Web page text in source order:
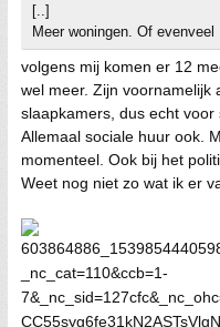
[..]
Meer woningen. Of evenveel
volgens mij komen er 12
wel meer. Zijn voornamelijk
slaapkamers, dus echt
Allemaal sociale huur ook.
momenteel. Ook bij het
Weet nog niet zo wat ik er